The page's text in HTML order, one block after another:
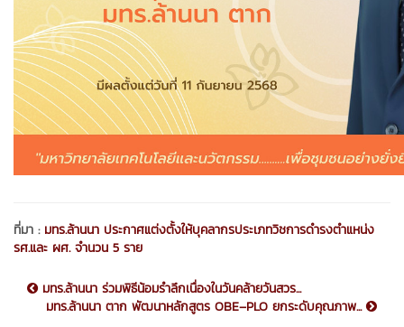
ที่มา : มทร.ล้านนา ประกาศแต่งตั้งให้บุคลากรประเภทวิชการดำรงตำแหน่ง
รศ.และ ผศ. จำนวน 5 ราย
มทร.ล้านนา ร่วมพิธีน้อมรำลึกเนื่องในวันคล้ายวันสวร...
มทร.ล้านนา ตาก พัฒนาหลักสูตร OBE–PLO ยกระดับคุณภาพ...